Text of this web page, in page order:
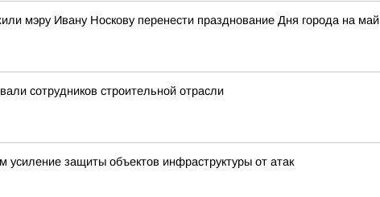
мэру Ивану Носкову перенести празднование Дня города на май
сотрудников строительной отрасли
усиление защиты объектов инфраструктуры от атак